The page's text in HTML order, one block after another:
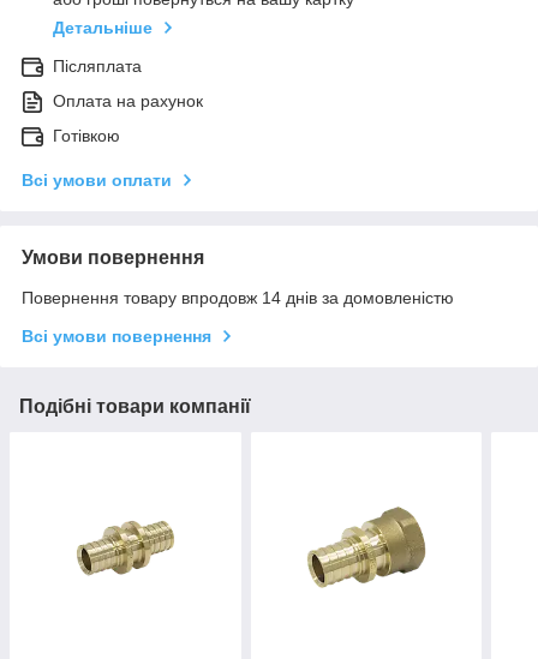
Детальніше
Післяплата
Оплата на рахунок
Готівкою
Всі умови оплати
Умови повернення
Повернення товару впродовж 14 днів за домовленістю
Всі умови повернення
Подібні товари компанії